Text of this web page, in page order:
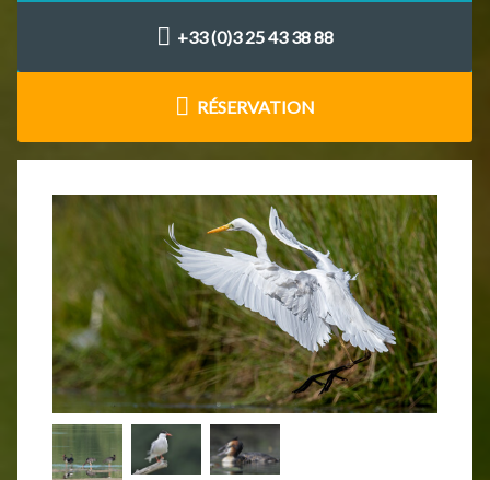
+33 (0)3 25 43 38 88
RÉSERVATION